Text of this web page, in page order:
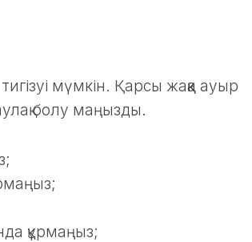
мүмкін. Қарсы жаққа ауыр
болу маңызды.
құрмаңыз;